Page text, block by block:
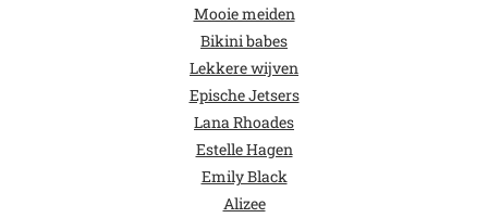
Mooie meiden
Bikini babes
Lekkere wijven
Epische Jetsers
Lana Rhoades
Estelle Hagen
Emily Black
Alizee